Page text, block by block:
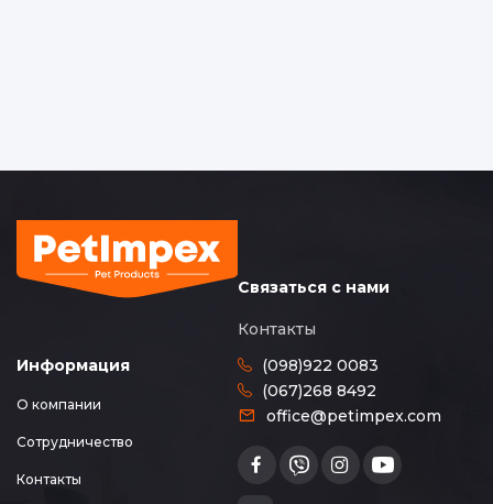
Информация
О компании
Сотрудничество
Контакты
Связаться с нами
Контакты
(098)922 0083
(067)268 8492
office@petimpex.com